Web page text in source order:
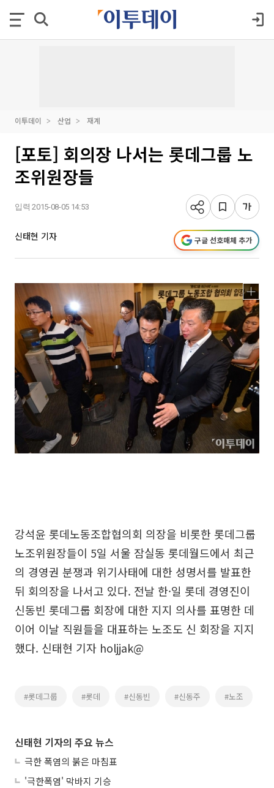
이투데이 산업 재계
[포토] 회의장 나서는 롯데그룹 노
조위원장들
입력 2015-08-05 14:53
신태현 기자 구글 선호매체 추가
강석윤 롯데노동조합협의회 의장을 비롯한 롯데그룹
노조위원장들이 5일 서울 잠실동 롯데월드에서 최근
의 경영권 분쟁과 위기사태에 대한 성명서를 발표한
뒤 회의장을 나서고 있다. 전날 한·일 롯데 경영진이
신동빈 롯데그룹 회장에 대한 지지 의사를 표명한 데
이어 이날 직원들을 대표하는 노조도 신 회장을 지지
했다. 신태현 기자 holjjak@
#롯데그룹 #롯데 #신동빈 #신동주 #노조
신태현 기자의 주요 뉴스
극한 폭염의 붉은 마침표
'극한폭염' 막바지 기승